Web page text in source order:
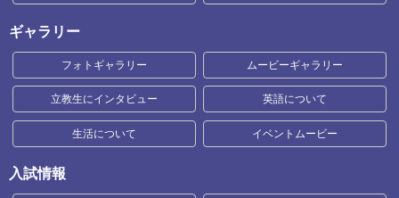
ギャラリー
フォトギャラリー ムービーギャラリー
立教生にインタビュー 英語について
生活について イベントムービー
入試情報